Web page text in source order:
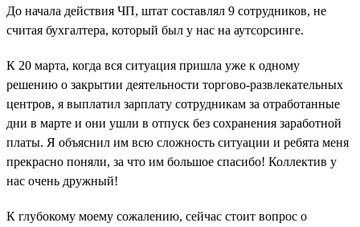
До начала действия ЧП, штат составлял 9 сотрудников, не
считая бухгалтера, который был у нас на аутсорсинге.
К 20 марта, когда вся ситуация пришла уже к одному
решению о закрытии деятельности торгово-развлекательных
центров, я выплатил зарплату сотрудникам за отработанные
дни в марте и они ушли в отпуск без сохранения заработной
платы. Я объяснил им всю сложность ситуации и ребята меня
прекрасно поняли, за что им большое спасибо! Коллектив у
нас очень дружный!
К глубокому моему сожалению, сейчас стоит вопрос о